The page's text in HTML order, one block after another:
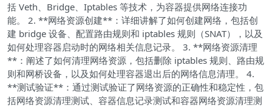
括 Veth、Bridge、Iptables 等技术，为容器提供网络连接功
能。 2. **网络资源创建**：详细讲解了如何创建网络，包括创
建 bridge 设备、配置路由规则和 iptables 规则（SNAT），以及
如何处理容器启动时的网络相关信息记录。 3. **网络资源清理
**：阐述了如何清理网络资源，包括删除 iptables 规则、路由规
则和网桥设备，以及如何处理容器退出后的网络信息清理。 4.
**测试验证**：通过测试验证了网络资源的正确性和稳定性，包
括网络资源清理测试、容器信息记录测试和容器网络资源清理测